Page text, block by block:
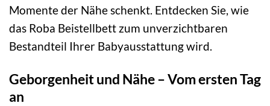
Momente der Nähe schenkt. Entdecken Sie, wie
das Roba Beistellbett zum unverzichtbaren
Bestandteil Ihrer Babyausstattung wird.
Geborgenheit und Nähe – Vom ersten Tag
an